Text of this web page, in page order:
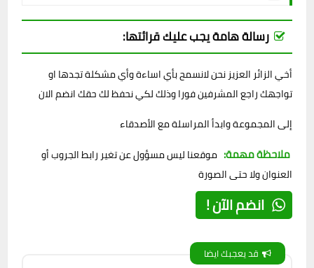
رسالة هامة يجب عليك قرائتها:
أخي الزائر العزيز نحن لانسمح بأي اساءة وأي مشكلة تجدها او
تواجهك راجع المشرفين فورا وذلك لكي نحفظ لك حقك انضم الان
إلى المجموعة وابدأ المراسلة مع الأصدقاء
ملاحظة مهمة: موقعنا ليس مسؤول عن تغير رابط الجروب أو
العنوان ولا حتى الصورة
انضم الآن !
قد يعجبك ايضا